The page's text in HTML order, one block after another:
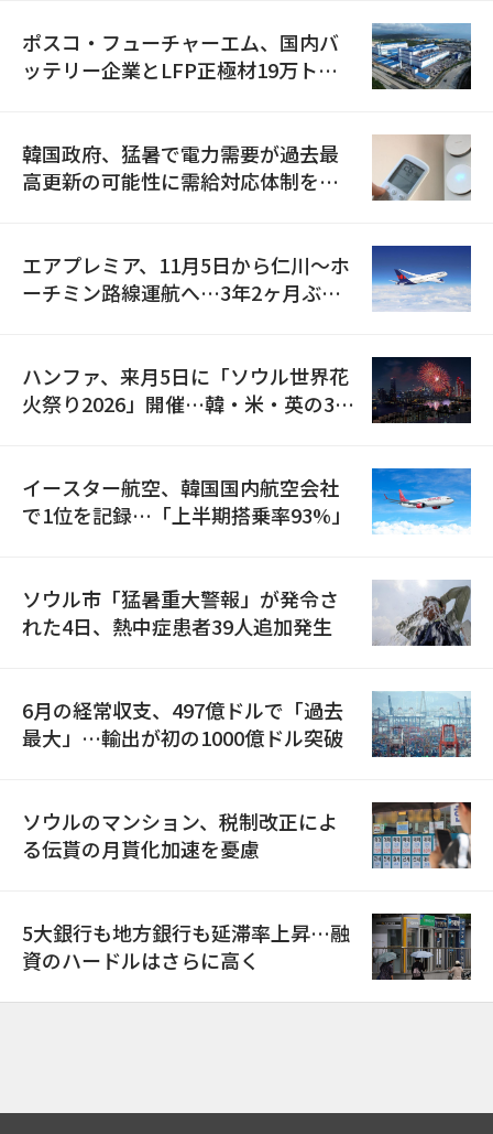
ポスコ・フューチャーエム、国内バ
ッテリー企業とLFP正極材19万トン
韓国政府、猛暑で電力需要が過去最
高更新の可能性に需給対応体制を点
エアプレミア、11月5日から仁川〜ホ
ーチミン路線運航へ…3年2ヶ月ぶり
ハンファ、来月5日に「ソウル世界花
火祭り2026」開催…韓・米・英の3カ
イースター航空、韓国国内航空会社
で1位を記録…「上半期搭乗率93%」
ソウル市「猛暑重大警報」が発令さ
れた4日、熱中症患者39人追加発生
6月の経常収支、497億ドルで「過去
最大」…輸出が初の1000億ドル突破
ソウルのマンション、税制改正によ
る伝貰の月貰化加速を憂慮
5大銀行も地方銀行も延滞率上昇…融
資のハードルはさらに高く